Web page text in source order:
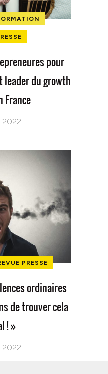
pour
leader du growth
France
2022
PRESSE
ordinaires
de trouver cela
! »
2022